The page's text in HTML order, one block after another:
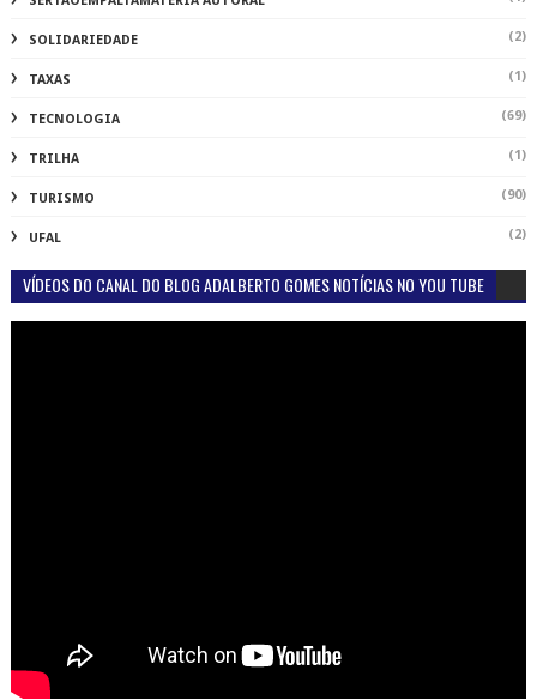
SOLIDARIEDADE (2)
TAXAS (1)
TECNOLOGIA (69)
TRILHA (1)
TURISMO (90)
UFAL (2)
VÍDEOS DO CANAL DO BLOG ADALBERTO GOMES NOTÍCIAS NO YOU TUBE